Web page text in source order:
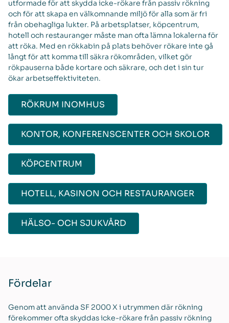
utformade för att skydda icke-rökare från passiv rökning
och för att skapa en välkomnande miljö för alla som är fri
från obehagliga lukter. På arbetsplatser, köpcentrum,
hotell och restauranger måste man ofta lämna lokalerna för
att röka. Med en rökkabin på plats behöver rökare inte gå
långt för att komma till säkra rökområden, vilket gör
rökpauserna både kortare och säkrare, och det i sin tur
ökar arbetseffektiviteten.
RÖKRUM INOMHUS
KONTOR, KONFERENSCENTER OCH SKOLOR
KÖPCENTRUM
HOTELL, KASINON OCH RESTAURANGER
HÄLSO- OCH SJUKVÅRD
Fördelar
Genom att använda SF 2000 X i utrymmen där rökning
förekommer ofta skyddas icke-rökare från passiv rökning